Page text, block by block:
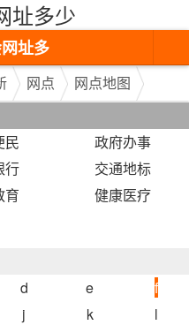
址多少
址多
网址
网点
网点地图
民
政府办事
行
交通地标
育
健康医疗
d e
f
j k
l